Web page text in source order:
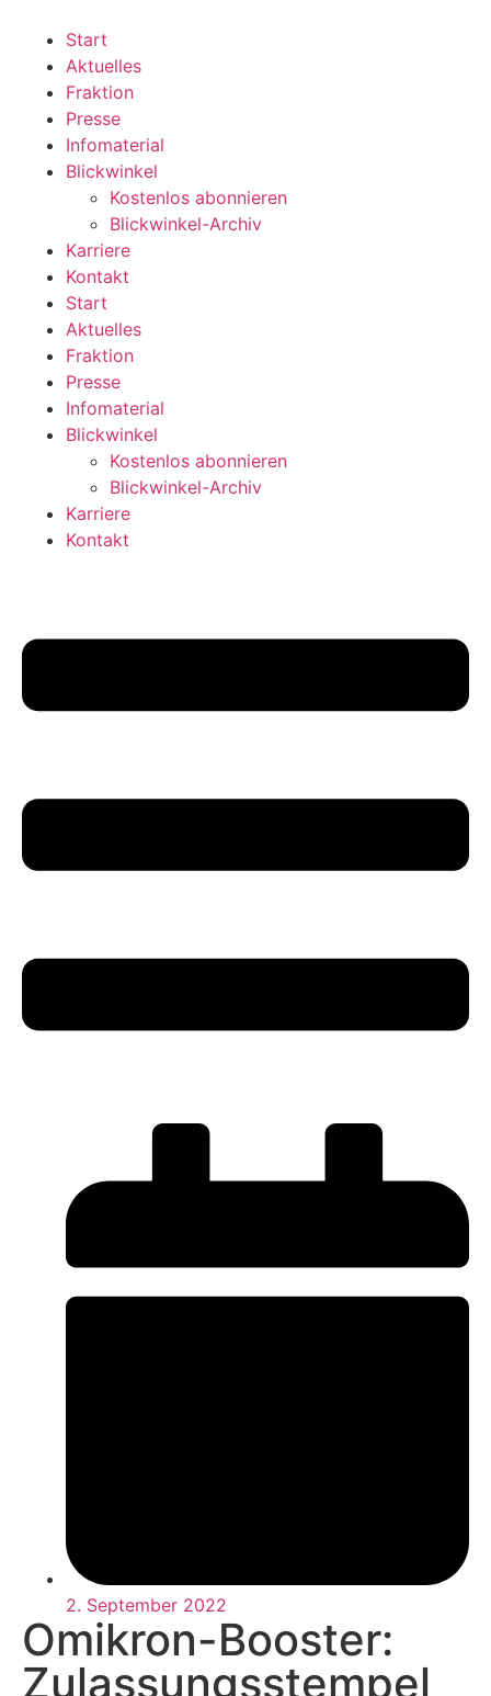
wechseln
Start
Aktuelles
Fraktion
Presse
Infomaterial
Blickwinkel
Kostenlos abonnieren
Blickwinkel-Archiv
Karriere
Kontakt
Start
Aktuelles
Fraktion
Presse
Infomaterial
Blickwinkel
Kostenlos abonnieren
Blickwinkel-Archiv
Karriere
Kontakt
2. September 2022
Omikron-Booster:
Zulassungsstempel